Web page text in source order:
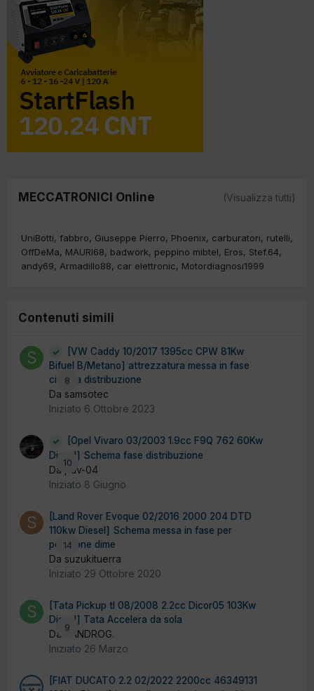
MECCATRONICI Online (Visualizza tutti)
UniBotti fabbro Giuseppe Pierro Phoenix carburatori
rutelli
OffDeMa
MAURI68 badwork peppino mibtel Eros
Stef.64
andy69
Armadillo88 car elettronic Motordiagnosi1999
Contenuti simili
8
[VW Caddy 10/2017 1395cc CPW 81Kw
Bifuel B/Metano] attrezzatura messa in fase
cinghia distribuzione
Da samsotec
Iniziato 6 Ottobre 2023
10
[Opel Vivaro 03/2003 1.9cc F9Q 762 60Kw
Diesel] Schema fase distribuzione
Da pav-04
Iniziato 8 Giugno
14
[Land Rover Evoque 02/2016 2000 204 DTD
110kw Diesel] Schema messa in fase per
posizione dime
Da suzukituerra
Iniziato 29 Ottobre 2020
9
[Tata Pickup tl 08/2008 2.2cc Dicor05 103Kw
Diesel] Tata Accelera da sola
Da SANDROG.
Iniziato 26 Marzo
[FIAT DUCATO 2.2 02/2022 2200cc 46349131